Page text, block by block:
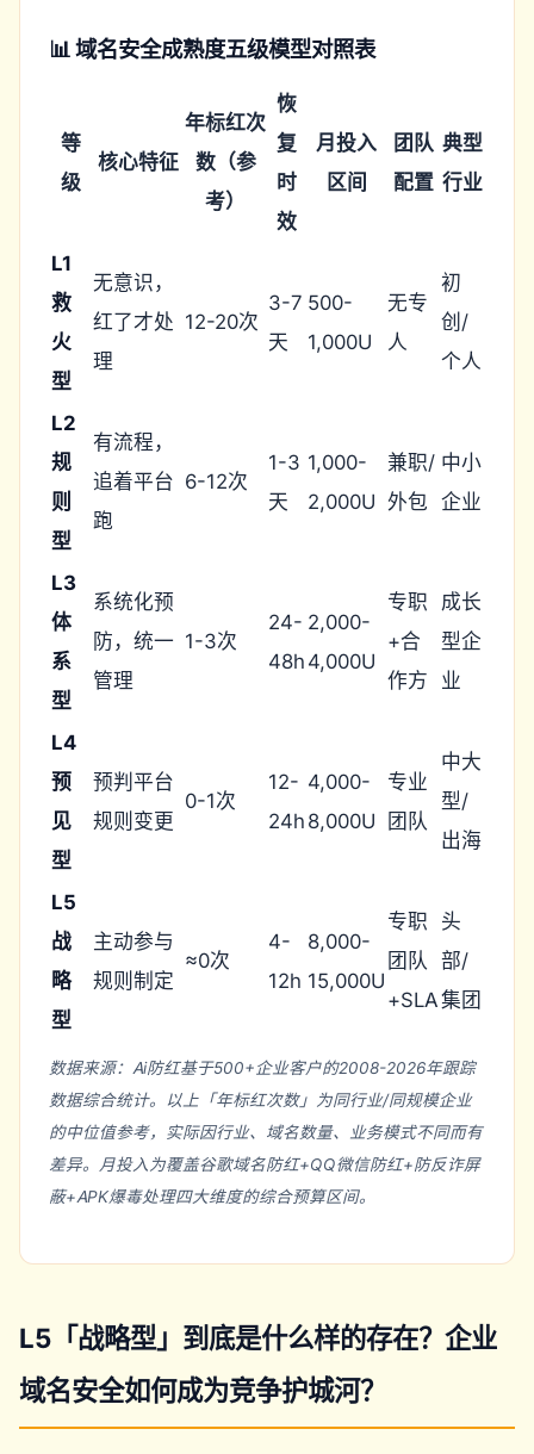
📊 域名安全成熟度五级模型对照表
等
级
核心特征
年标红次
数（参
考）
恢
复
时
效
月投入
区间
团队
配置
典型
行业
L1
救
火
型
无意识，
红了才处
理
12-20次
3-7
天
500-
1,000U
无专
人
初
创/
个人
L2
规
则
型
有流程，
追着平台
跑
6-12次
1-3
天
1,000-
2,000U
兼职/
外包
中小
企业
L3
体
系
型
系统化预
防，统一
管理
1-3次
24-
48h
2,000-
4,000U
专职
+合
作方
成长
型企
业
L4
预
见
型
预判平台
规则变更
0-1次
12-
24h
4,000-
8,000U
专业
团队
中大
型/
出海
L5
战
略
型
主动参与
规则制定
≈0次
4-
12h
8,000-
15,000U
专职
团队
+SLA
头
部/
集团
数据来源：Ai防红基于500+企业客户的2008-2026年跟踪
数据综合统计。以上「年标红次数」为同行业/同规模企业
的中位值参考，实际因行业、域名数量、业务模式不同而有
差异。月投入为覆盖谷歌域名防红+QQ微信防红+防反诈屏
蔽+APK爆毒处理四大维度的综合预算区间。
L5「战略型」到底是什么样的存在？企业
域名安全如何成为竞争护城河？